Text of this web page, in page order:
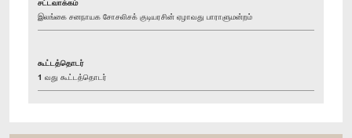
சட்டவாக்கம்
இலங்கை சனநாயக சோசலிசக் குடியரசின் ஏழாவது பாராளுமன்றம்
கூட்டத்தொடர்
1 வது கூட்டத்தொடர்